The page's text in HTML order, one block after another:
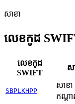
សាខា
លេខកូដ
លេខកូដ
SWIFT
ស
SBPLKHPP
សាខា
កណ្ត